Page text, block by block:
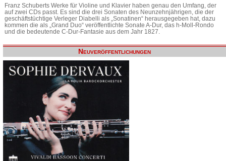
Franz Schuberts Werke für Violine und Klavier haben genau den Umfang, der
auf zwei CDs passt. Es sind die drei Sonaten des Neunzehnjährigen, die der
geschäftstüchtige Verleger Diabelli als „Sonatinen“ herausgegeben hat, dazu
kommen die als „Grand Duo“ veröffentlichte Sonate A-Dur, das h-Moll-Rondo
und die bedeutende C-Dur-Fantasie aus dem Jahr 1827.
Neuveröffentlichungen